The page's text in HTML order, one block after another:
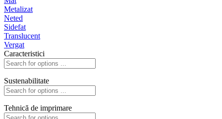
Metalizat
Neted
Sidefat
Translucent
Vergat
Caracteristici
Sustenabilitate
Tehnică de imprimare